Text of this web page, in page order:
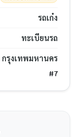
รถเก๋ง
ทะเบียนรถ
กรุงเทพมหานคร
#7